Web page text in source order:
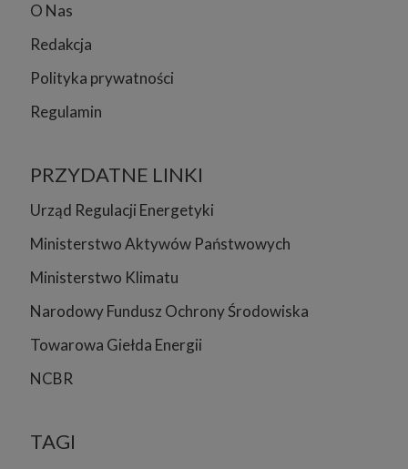
O Nas
Redakcja
Polityka prywatności
Regulamin
PRZYDATNE LINKI
Urząd Regulacji Energetyki
Ministerstwo Aktywów Państwowych
Ministerstwo Klimatu
Narodowy Fundusz Ochrony Środowiska
Towarowa Giełda Energii
NCBR
TAGI